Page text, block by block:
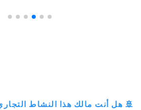
🚢 هل أنت مالك هذا النشاط